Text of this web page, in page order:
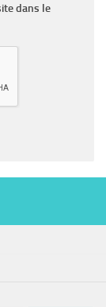
dans le